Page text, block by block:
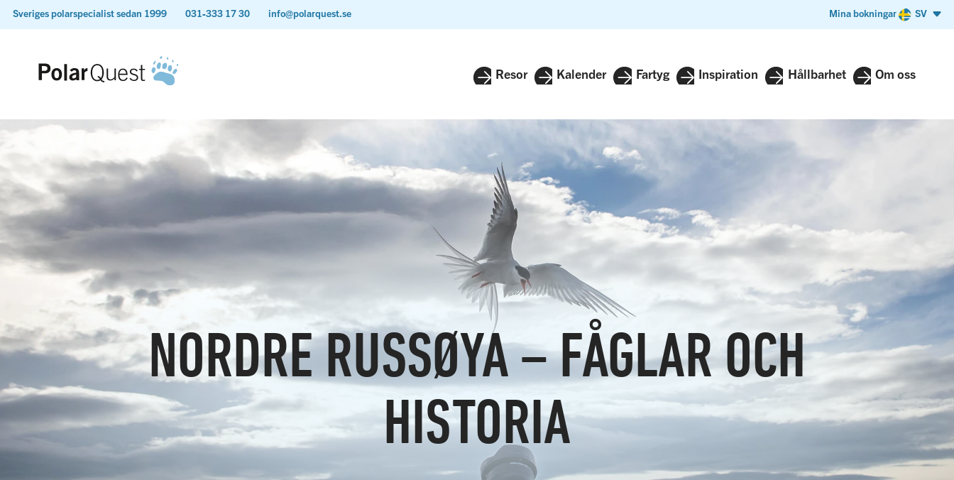
Sveriges polarspecialist sedan 1999 031-333 17 30 info@polarquest.se Mina bokningar SV
Resor Kalender Fartyg Inspiration Hållbarhet Om oss
NORDRE RUSSØYA – FÅGLAR OCH
HISTORIA